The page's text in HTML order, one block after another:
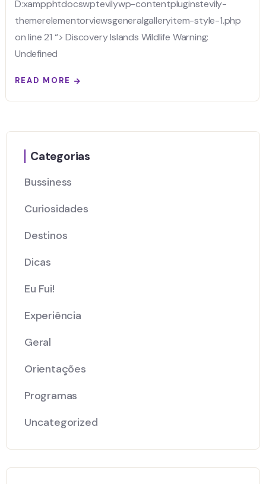
D:xampphtdocswptevilywp-contentpluginstevily-
themerelementorviewsgeneralgalleryitem-style-1.php
on line 21 “> Discovery Islands Wildlife Warning:
Undefined
READ MORE
Categorias
Bussiness
Curiosidades
Destinos
Dicas
Eu Fui!
Experiência
Geral
Orientações
Programas
Uncategorized